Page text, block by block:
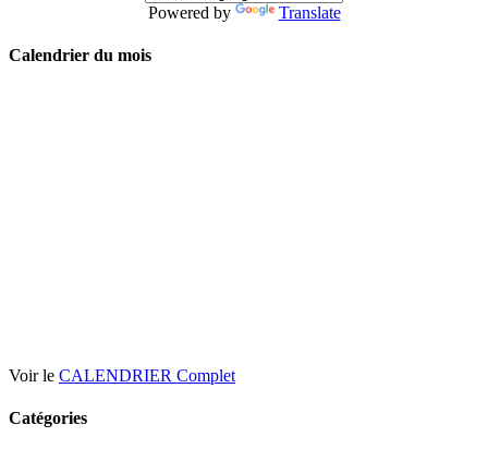
Powered by Translate
Calendrier du mois
Voir le CALENDRIER Complet
Catégories